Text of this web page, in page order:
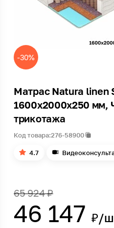
-30%
Матрас Natura linen
1600х2000х250 мм,
трикотажа
Код товара:276-58900
4.7
65 924 ₽
46 147 ₽/